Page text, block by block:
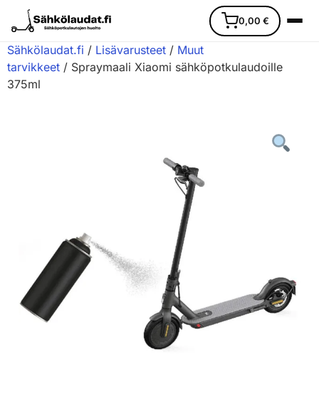
0,00 €
Lisävarusteet
Huoltopalvelu
Sähkölaudat.fi / Lisävarusteet / Muut
tarvikkeet / Spraymaali Xiaomi sähköpotkulaudoille
375ml